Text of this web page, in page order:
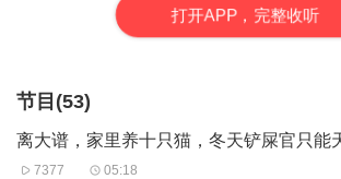
打开APP，完整收听
节目(53)
离大谱，家里养十只猫，冬天铲屎官只能
7377 05:18